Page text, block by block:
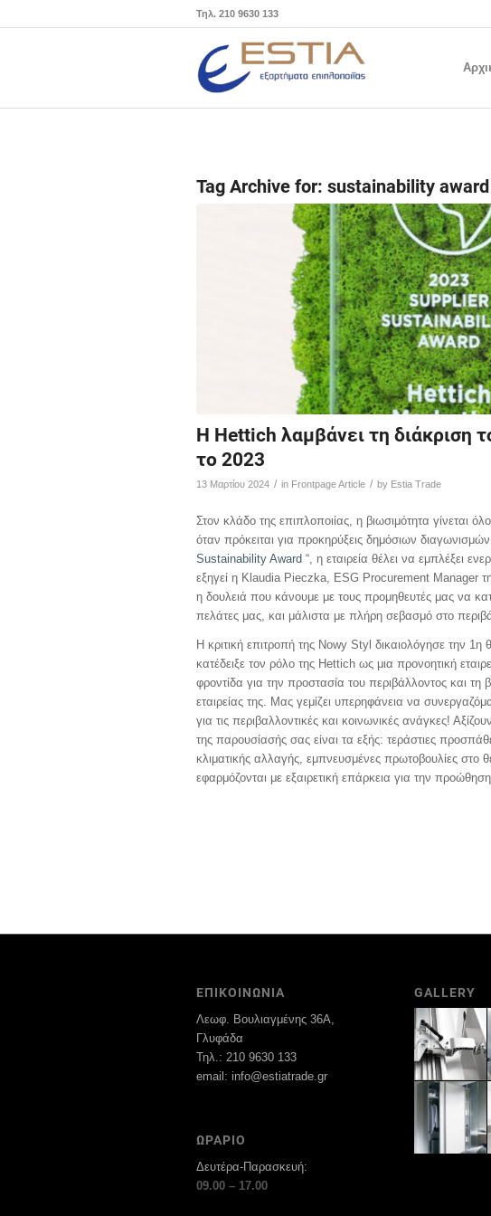
Τηλ. 210 9630 133
Tag Archive for: sustainability award
H Ηettich λαμβάνει τη διάκριση
το 2023
13 Μαρτίου 2024 / in Frontpage Article / by Estia Trade
Στον κλάδο της επιπλοποιίας, η βιωσιμότητα γίνεται
όταν πρόκειται για προκηρύξεις δημόσιων
Sustainability Award “, η εταιρεία θέλει να εμπλέξει
εξηγεί η Klaudia Pieczka, ESG Procurement Manager
η δουλειά που κάνουμε με τους προμηθευτές μας να
πελάτες μας, και μάλιστα με πλήρη σεβασμό στο
Η κριτική επιτροπή της Nowy Styl δικαιολόγησε την
κατέδειξε τον ρόλο της Hettich ως μια προνοητική
φροντίδα για την προστασία του περιβάλλοντος και
εταιρείας της. Μας γεμίζει υπερηφάνεια να
για τις περιβαλλοντικές και κοινωνικές ανάγκες!
της παρουσίασής σας είναι τα εξής: τεράστιες
κλιματικής αλλαγής, εμπνευσμένες πρωτοβουλίες στο
εφαρμόζονται με εξαιρετική επάρκεια για την
ΕΠΙΚΟΙΝΩΝΙΑ
Λεωφ. Βουλιαγμένης 36Α,
Γλυφάδα
Τηλ.: 210 9630 133
email: info@estiatrade.gr
ΩΡΑΡΙΟ
Δευτέρα-Παρασκευή:
09.00 – 17.00
GALLERY